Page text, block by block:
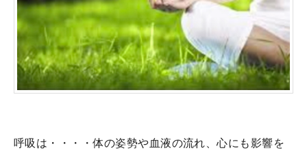
呼吸は・・・・体の姿勢や血液の流れ、心にも影響を